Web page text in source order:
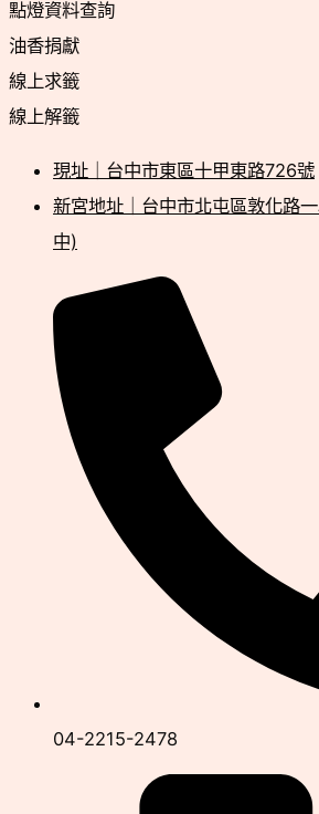
點燈資料查詢
油香捐獻
線上求籤
線上解籤
現址｜台中市東區十甲東路726號
新宮地址｜台中市北屯區敦化路
中)
04-2215-2478